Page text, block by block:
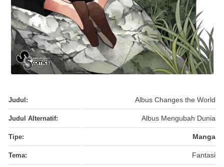
Judul: Albus Changes the World
Judul Alternatif: Albus Mengubah Dunia
Tipe: Manga
Tema: Fantasi